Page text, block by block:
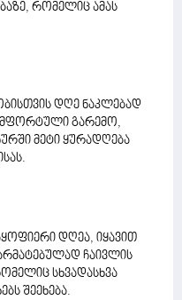
რომელიც ამას
დღე ნაკლებად
გარემო,
მეტი ყურადღება
დღეა, იყავით
ჩაივლის
სხვადასხვა
შეეხება.